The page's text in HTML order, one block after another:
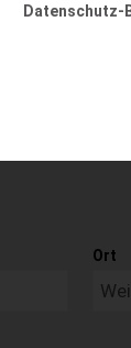
Datenschutz-
Ort